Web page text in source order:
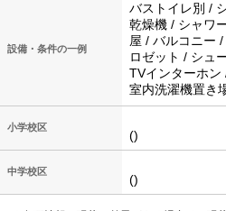
設備・条件の一例
バストイレ別 /
乾燥機 / シャワ
屋 / バルコニー
ロゼット / シュ
TVインターホ
室内洗濯機置き
小学校区
()
中学校区
()